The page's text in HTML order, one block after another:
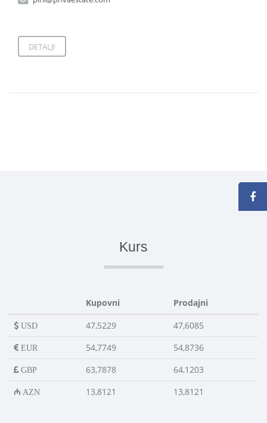
DETALJI
Kurs
Kupovni Prodajni
USD 47,5229 47,6085
EUR 54,7749 54,8736
GBP 63,7878 64,1203
AZN 13,8121 13,8121